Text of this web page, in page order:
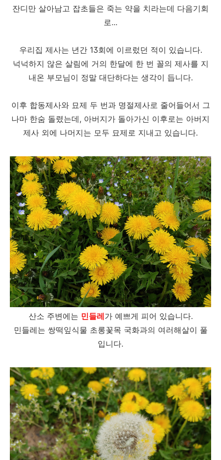
잔디만 살아남고 잡초들은 죽는 약을 치라는데 다음기회
로...
우리집 제사는 년간 13회에 이르렀던 적이 있습니다.
넉넉하지 않은 살림에 거의 한달에 한 번 꼴의 제사를 지
내온 부모님이 정말 대단하다는 생각이 듭니다.
이후 합동제사와 묘제 두 번과 명절제사로 줄어들어서 그
나마 한숨 돌렸는데, 아버지가 돌아가신 이후로는 아버지
제사 외에 나머지는 모두 묘제로 지내고 있습니다.
산소 주변에는 민들레가 예쁘게 피어 있습니다.
민들레는 쌍떡잎식물 초롱꽃목 국화과의 여러해살이 풀
입니다.